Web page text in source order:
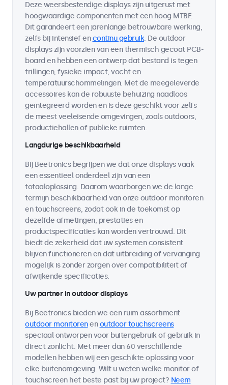
Deze weersbestendige displays zijn uitgerust met
hoogwaardige componenten met een hoog MTBF.
Dit garandeert een jarenlange betrouwbare werking,
zelfs bij intensief encontinu gebruik. De outdoor
displays zijn voorzien van een thermisch gecoat PCB-
board en hebben een ontwerp dat bestand is tegen
trillingen, fysieke impact, vocht en
temperatuurschommelingen. Met de meegeleverde
accessoires kan de robuuste behuizing naadloos
geïntegreerd worden en is deze geschikt voor zelfs
de meest veeleisende omgevingen, zoals outdoors,
productiehallen of publieke ruimten.
Langdurige beschikbaarheid
Bij Beetronics begrijpen we dat onze displays vaak
een essentieel onderdeel zijn van een
totaaloplossing. Daarom waarborgen we de lange
termijn beschikbaarheid van onze outdoor monitoren
en touchscreens, zodat ook in de toekomst op
dezelfde afmetingen, prestaties en
productspecificaties kan worden vertrouwd. Dit
biedt de zekerheid dat uw systemen consistent
blijven functioneren en dat uitbreiding of vervanging
mogelijk is zonder zorgen over compatibiliteit of
afwijkende specificaties.
Uw partner in outdoor displays
Bij Beetronics bieden we een ruim assortiment
outdoor monitorenenoutdoor touchscreens
speciaal ontworpen voor buitengebruik of gebruik in
direct zonlicht. Met meer dan 60 verschillende
modellen hebben wij een geschikte oplossing voor
elke buitenomgeving. Wilt u weten welke monitor of
touchscreen het beste past bij uw project? Neem